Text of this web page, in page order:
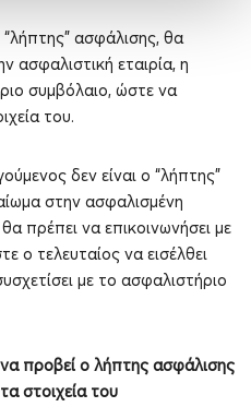
ασφάλισης, θα
ασφαλιστική εταιρία, η
συμβόλαιο, ώστε να
του.
δεν είναι ο “λήπτης”
στην ασφαλισμένη
πρέπει να επικοινωνήσει με
ο τελευταίος να εισέλθει
με το ασφαλιστήριο
να προβεί ο λήπτης ασφάλισης
στοιχεία του